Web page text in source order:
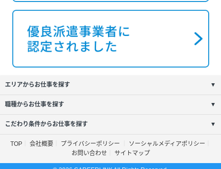
エリアからお仕事を探す ▼
職種からお仕事を探す ▼
こだわり条件からお仕事を探す ▼
TOP 会社概要 プライバシーポリシー
ソーシャルメディアポリシー
お問い合わせ
サイトマップ